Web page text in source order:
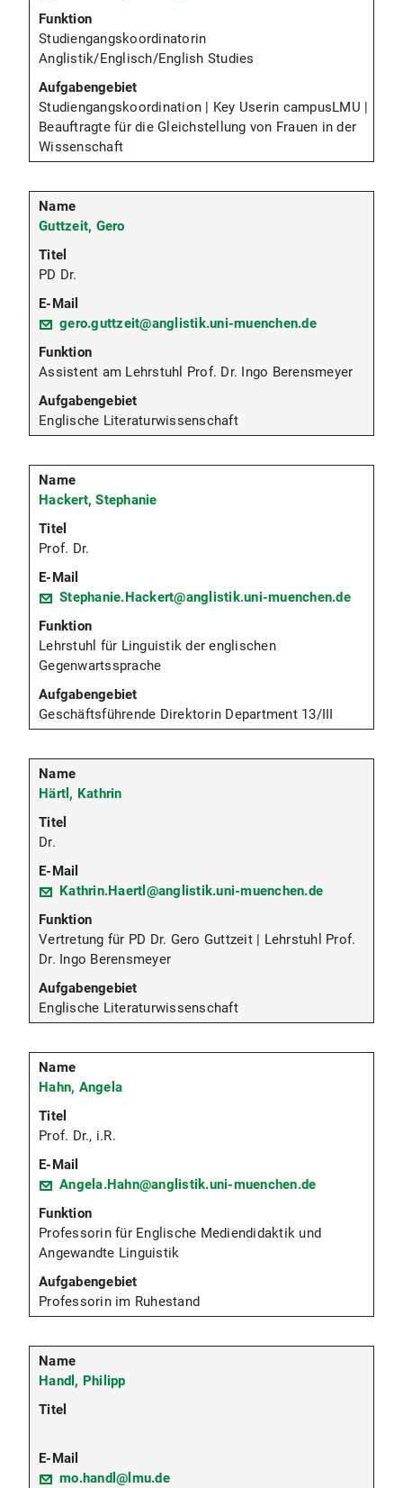
Studiengangskoordinatorin
Anglistik/Englisch/English Studies
Studiengangskoordination | Key Userin campusLMU |
Beauftragte für die Gleichstellung von Frauen in der
Wissenschaft
Guttzeit, Gero
PD Dr.
gero.guttzeit@anglistik.uni-muenchen.de
Assistent am Lehrstuhl Prof. Dr. Ingo Berensmeyer
Englische Literaturwissenschaft
Hackert, Stephanie
Prof. Dr.
Stephanie.Hackert@anglistik.uni-muenchen.de
Lehrstuhl für Linguistik der englischen
Gegenwartssprache
Geschäftsführende Direktorin Department 13/III
Härtl, Kathrin
Dr.
Kathrin.Haertl@anglistik.uni-muenchen.de
Vertretung für PD Dr. Gero Guttzeit | Lehrstuhl Prof.
Dr. Ingo Berensmeyer
Englische Literaturwissenschaft
Hahn, Angela
Prof. Dr., i.R.
Angela.Hahn@anglistik.uni-muenchen.de
Professorin für Englische Mediendidaktik und
Angewandte Linguistik
Professorin im Ruhestand
Handl, Philipp
mo.handl@lmu.de